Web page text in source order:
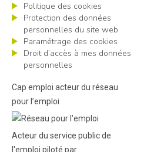
Politique des cookies
Protection des données
personnelles du site web
Paramétrage des cookies
Droit d’accès à mes données
personnelles
Cap emploi acteur du réseau
pour l’emploi
Acteur du service public de
l'emploi piloté par